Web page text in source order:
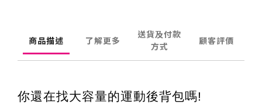
商品描述 了解更多
送貨及付款
方式
顧客評價
你還在找大容量的運動後背包嗎!